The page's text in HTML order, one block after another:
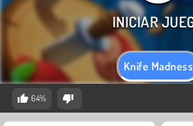
Knife Madness
64%